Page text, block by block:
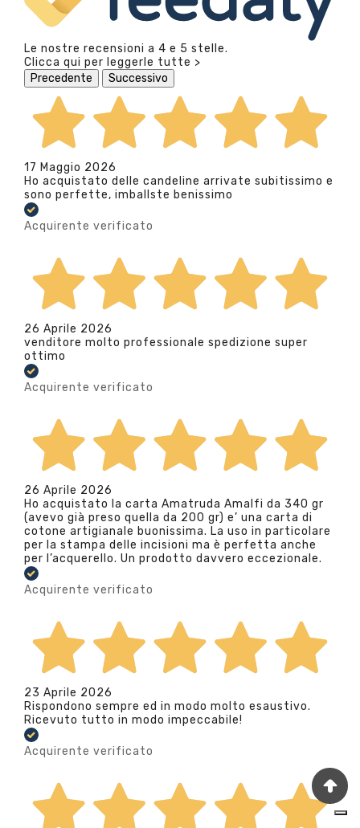
Le nostre recensioni a 4 e 5 stelle.
Clicca qui per leggerle tutte >
Precedente
Successivo
17 Maggio 2026
Ho acquistato delle candeline arrivate subitissimo e
sono perfette, imballste benissimo
Acquirente verificato
26 Aprile 2026
venditore molto professionale spedizione super
ottimo
Acquirente verificato
26 Aprile 2026
Ho acquistato la carta Amatruda Amalfi da 340 gr
(avevo già preso quella da 200 gr) e’ una carta di
cotone artigianale buonissima. La uso in particolare
per la stampa delle incisioni ma è perfetta anche
per l’acquerello. Un prodotto davvero eccezionale.
Acquirente verificato
23 Aprile 2026
Rispondono sempre ed in modo molto esaustivo.
Ricevuto tutto in modo impeccabile!
Acquirente verificato